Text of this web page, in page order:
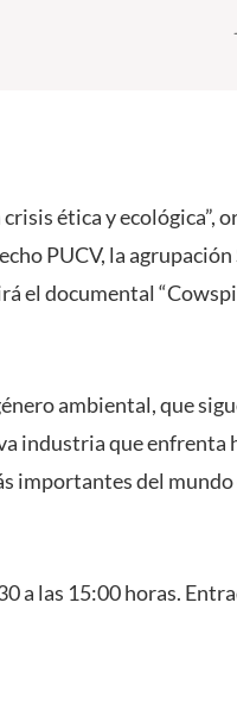
ética y ecológica”,
PUCV, la agrupación
el documental
ambiental, que
industria que enfrenta
importantes del mundo
a las 15:00 horas.